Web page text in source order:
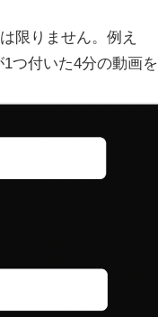
限りません。例え
つ付いた4分の動画を